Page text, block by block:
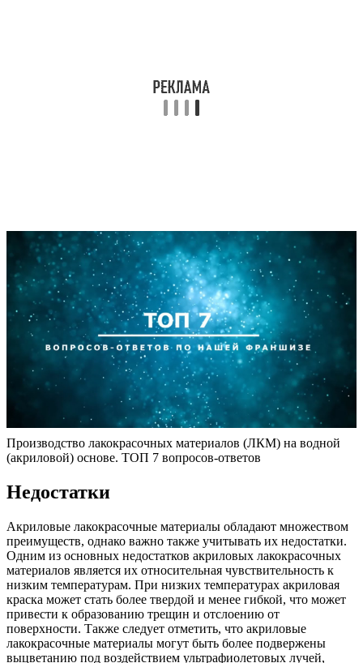
Производство лакокрасочных материалов (ЛКМ) на водной
(акриловой) основе. ТОП 7 вопросов-ответов
Недостатки
Акриловые лакокрасочные материалы обладают множеством
преимуществ, однако важно также учитывать их недостатки.
Одним из основных недостатков акриловых лакокрасочных
материалов является их относительная чувствительность к
низким температурам. При низких температурах акриловая
краска может стать более твердой и менее гибкой, что может
привести к образованию трещин и отслоению от
поверхности. Также следует отметить, что акриловые
лакокрасочные материалы могут быть более подвержены
выцветанию под воздействием ультрафиолетовых лучей,